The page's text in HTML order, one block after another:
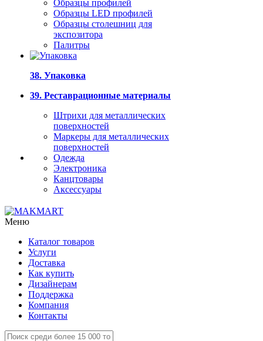
Образцы профилей
Образцы LED профилей
Образцы столешниц для
экспозитора
Палитры
38. Упаковка
39. Реставрационные материалы
Штрихи для металлических
поверхностей
Маркеры для металлических
поверхностей
Одежда
Электроника
Канцтовары
Аксессуары
Меню
Каталог товаров
Услуги
Доставка
Как купить
Дизайнерам
Поддержка
Компания
Контакты